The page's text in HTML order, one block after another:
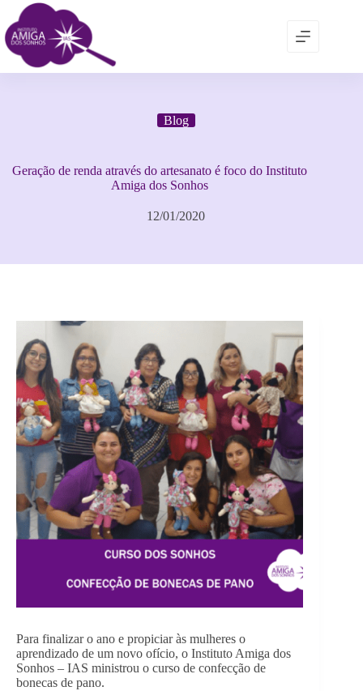
Blog
Geração de renda através do artesanato é foco do Instituto
Amiga dos Sonhos
12/01/2020
Para finalizar o ano e propiciar às mulheres o
aprendizado de um novo ofício, o Instituto Amiga dos
Sonhos – IAS ministrou o curso de confecção de
bonecas de pano.